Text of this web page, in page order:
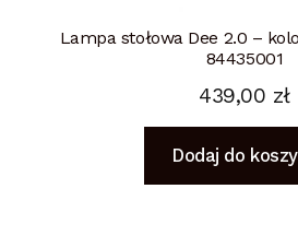
Lampa stołowa Dee 2.0 –
84435001
439,00 zł
Dodaj do